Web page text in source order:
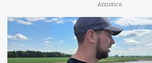
Annonce